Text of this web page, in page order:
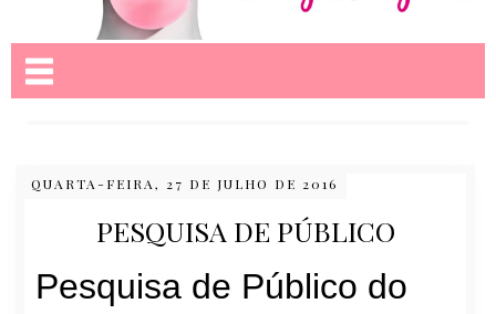
QUARTA-FEIRA, 27 DE JULHO DE 2016
PESQUISA DE PÚBLICO